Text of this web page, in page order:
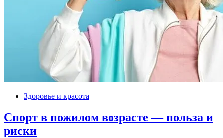
Здоровье и красота
Спорт в пожилом возрасте — польза и
риски